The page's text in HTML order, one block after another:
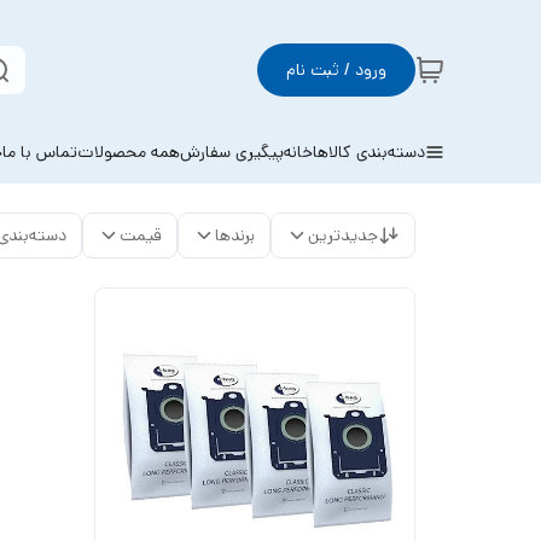
ورود / ثبت نام
دسته‌بندی کالاهاخانهپیگیری سفارشهمه محصولاتتماس با ما
جدیدترین برندها قیمت